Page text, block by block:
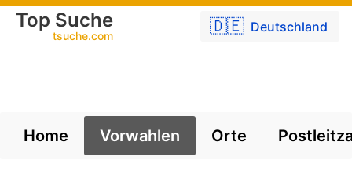
🇩🇪 Deutschland
Top Suche
tsuche.com
Home Vorwahlen Orte